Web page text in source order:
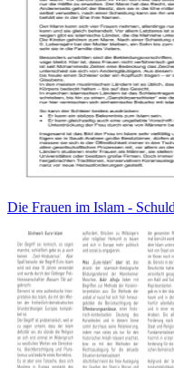
Die Frauen im Islam -